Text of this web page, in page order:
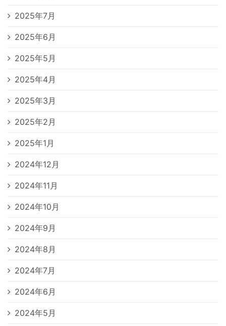
2025年7月
2025年6月
2025年5月
2025年4月
2025年3月
2025年2月
2025年1月
2024年12月
2024年11月
2024年10月
2024年9月
2024年8月
2024年7月
2024年6月
2024年5月